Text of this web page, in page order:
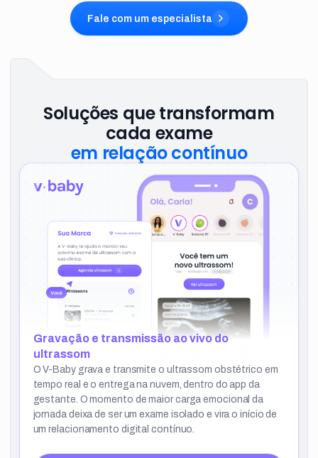
Fale com um especialista
Soluções que transformam
cada exame
em relação contínuo
Gravação e transmissão ao vivo do
ultrassom
O V-Baby grava e transmite o ultrassom obstétrico em
tempo real e o entrega na nuvem, dentro do app da
gestante. O momento de maior carga emocional da
jornada deixa de ser um exame isolado e vira o início de
um relacionamento digital contínuo.